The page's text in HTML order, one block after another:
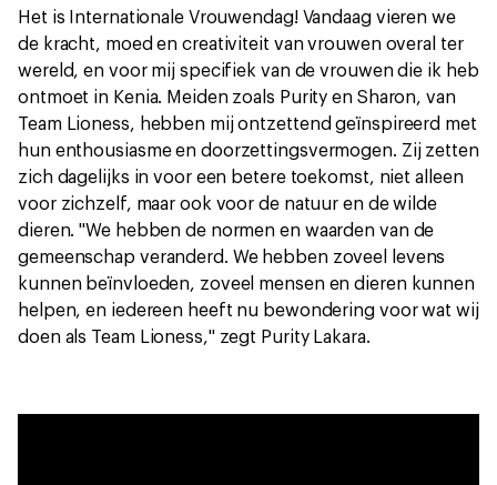
Het is Internationale Vrouwendag! Vandaag vieren we
de kracht, moed en creativiteit van vrouwen overal ter
wereld, en voor mij specifiek van de vrouwen die ik heb
ontmoet in Kenia. Meiden zoals Purity en Sharon, van
Team Lioness, hebben mij ontzettend geïnspireerd met
hun enthousiasme en doorzettingsvermogen. Zij zetten
zich dagelijks in voor een betere toekomst, niet alleen
voor zichzelf, maar ook voor de natuur en de wilde
dieren. "We hebben de normen en waarden van de
gemeenschap veranderd. We hebben zoveel levens
kunnen beïnvloeden, zoveel mensen en dieren kunnen
helpen, en iedereen heeft nu bewondering voor wat wij
doen als Team Lioness," zegt Purity Lakara.